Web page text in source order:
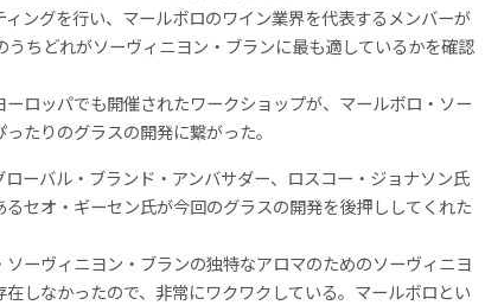
ングを行い、マールボロのワイン業界を代表するメンバーが
うちどれがソーヴィニヨン・ブランに最も適しているかを確認
ーロッパでも開催されたワークショップが、マールボロ・ソー
たりのグラスの開発に繋がった。
ーバル・ブランド・アンバサダー、ロスコー・ジョナソン氏
るセオ・ギーセン氏が今回のグラスの開発を後押ししてくれた
ソーヴィニヨン・ブランの独特なアロマのためのソーヴィニヨ
しなかったので、非常にワクワクしている。マールボロとい